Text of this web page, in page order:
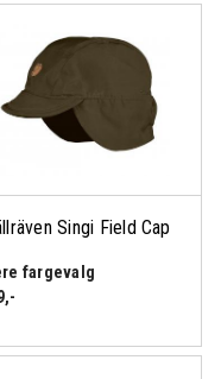
Singi Field Cap
fargevalg
,-